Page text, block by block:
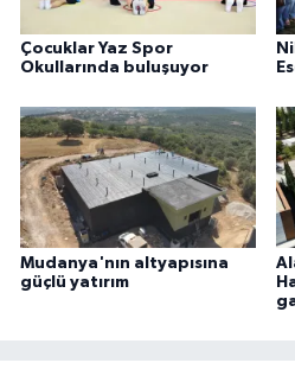
Çocuklar Yaz Spor
Okullarında buluşuyor
Mudanya'nın altyapısına
güçlü yatırım